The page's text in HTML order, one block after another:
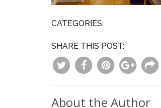
CATEGORIES:
SHARE THIS POST:
About the Author